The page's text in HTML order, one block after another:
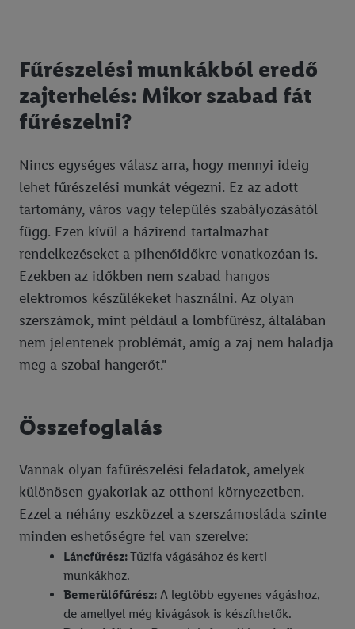
Fűrészelési munkákból eredő
zajterhelés: Mikor szabad fát
fűrészelni?
Nincs egységes válasz arra, hogy mennyi ideig
lehet fűrészelési munkát végezni. Ez az adott
tartomány, város vagy település szabályozásától
függ. Ezen kívül a házirend tartalmazhat
rendelkezéseket a pihenőidőkre vonatkozóan is.
Ezekben az időkben nem szabad hangos
elektromos készülékeket használni. Az olyan
szerszámok, mint például a lombfűrész, általában
nem jelentenek problémát, amíg a zaj nem haladja
meg a szobai hangerőt."
Összefoglalás
Vannak olyan fafűrészelési feladatok, amelyek
különösen gyakoriak az otthoni környezetben.
Ezzel a néhány eszközzel a szerszámosláda szinte
minden eshetőségre fel van szerelve:
Láncfűrész:Tűzifa vágásához és kerti
munkákhoz.
Bemerülőfűrész: A legtöbb egyenes vágáshoz,
de amellyel még kivágások is készíthetők.